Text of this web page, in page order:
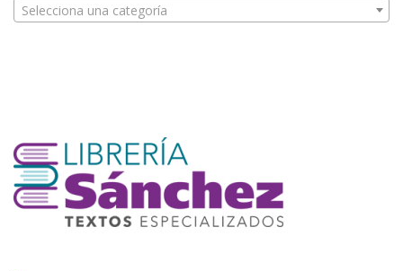
Selecciona una categoría